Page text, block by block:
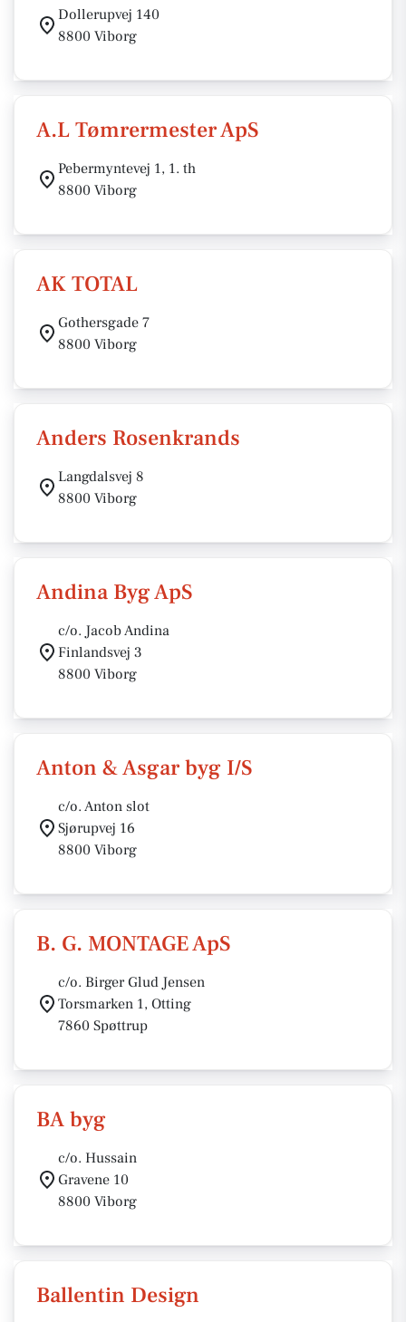
Dollerupvej 140
8800 Viborg
A.L Tømrermester ApS
Pebermyntevej 1, 1. th
8800 Viborg
AK TOTAL
Gothersgade 7
8800 Viborg
Anders Rosenkrands
Langdalsvej 8
8800 Viborg
Andina Byg ApS
c/o. Jacob Andina
Finlandsvej 3
8800 Viborg
Anton & Asgar byg I/S
c/o. Anton slot
Sjørupvej 16
8800 Viborg
B. G. MONTAGE ApS
c/o. Birger Glud Jensen
Torsmarken 1, Otting
7860 Spøttrup
BA byg
c/o. Hussain
Gravene 10
8800 Viborg
Ballentin Design